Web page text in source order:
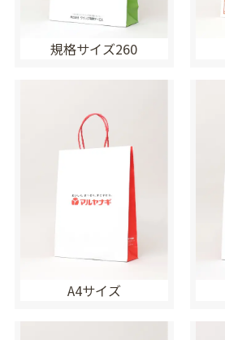
規格サイズ260
A4サイズ